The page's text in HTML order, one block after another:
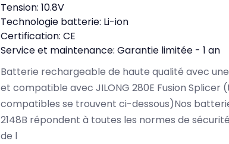
Tension: 10.8V
Technologie batterie: Li-ion
Certification: CE
Service et maintenance: Garantie limitée - 1 an
Batterie rechargeable de haute qualité avec
et compatible avec JILONG 280E Fusion Splicer
compatibles se trouvent ci-dessous)Nos
2148B répondent à toutes les normes de
de l